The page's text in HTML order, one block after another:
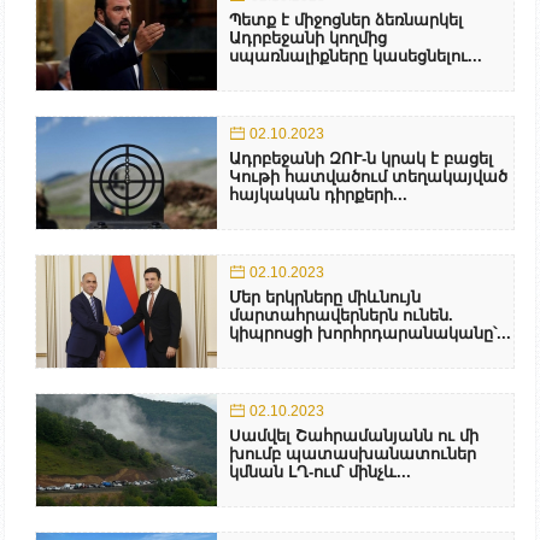
Պետք է միջոցներ ձեռնարկել
Ադրբեջանի կողմից
սպառնալիքները կասեցնելու...
02.10.2023
Ադրբեջանի ԶՈՒ-ն կրակ է բացել
Կութի հատվածում տեղակայված
հայկական դիրքերի...
02.10.2023
Մեր երկրները միևնույն
մարտահրավերներն ունեն.
կիպրոսցի խորհրդարանականը՝...
02.10.2023
Սամվել Շահրամանյանն ու մի
խումբ պատասխանատուներ
կմնան ԼՂ-ում՝ մինչև...